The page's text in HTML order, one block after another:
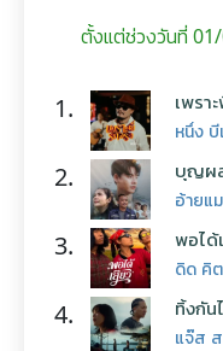
ตั้งแต่ช่วงวันที่
1. เพรา
หนึ่ง
2. บุญผ
อ้ายแ
3. พอได้
ดิด คิ
4. ทิ้งกัน
แจ๊ส